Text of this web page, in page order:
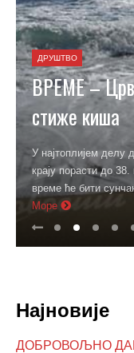
ДРУШТВО
ВРЕМЕ –
стиже киша
У најтоплијем делу
крају порасти до
време ће бити
Море
Најновије
ДОБРОВОЉНО